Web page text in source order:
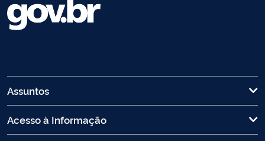
Assuntos
Acesso à Informação